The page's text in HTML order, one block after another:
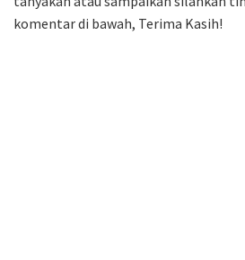
komentar di bawah, Terima Kasih!